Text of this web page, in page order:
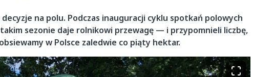
na polu. Podczas inauguracji cyklu spotkań polowych
sezonie daje rolnikowi przewagę — i przypomnieli liczbę,
w Polsce zaledwie co piąty hektar.